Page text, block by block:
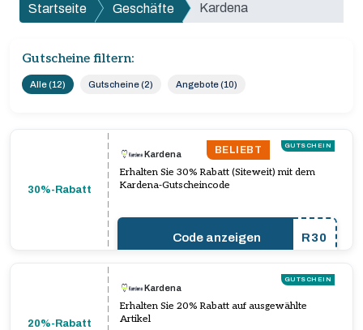
Startseite Geschäfte Kardena
Gutscheine filtern:
Alle (12) Gutscheine (2) Angebote (10)
30%-Rabatt
BELIEBT GUTSCHEIN
Kardena
Erhalten Sie 30% Rabatt (Siteweit) mit dem
Kardena-Gutscheincode
Code anzeigen R30
20%-Rabatt
GUTSCHEIN
Kardena
Erhalten Sie 20% Rabatt auf ausgewählte
Artikel